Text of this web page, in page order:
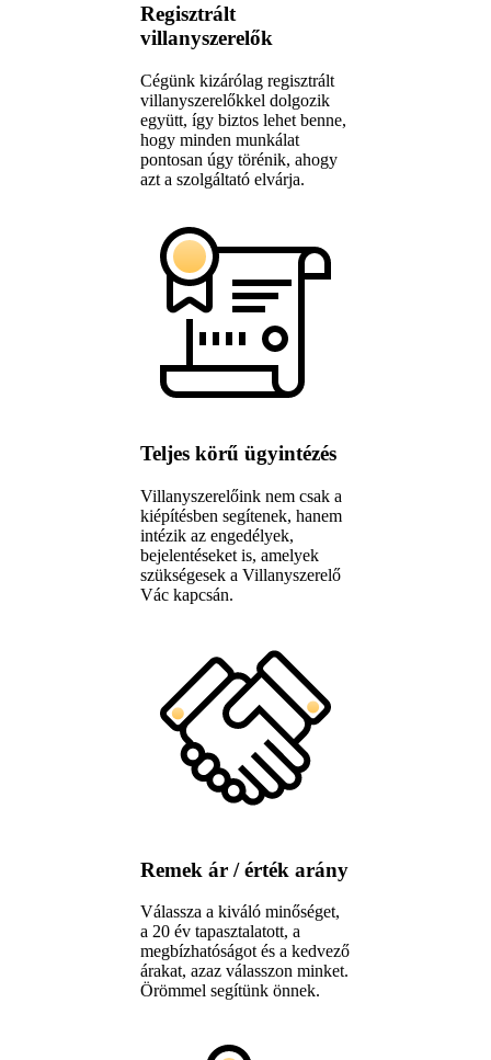
Regisztrált
villanyszerelők
Cégünk kizárólag regisztrált
villanyszerelőkkel dolgozik
együtt, így biztos lehet benne,
hogy minden munkálat
pontosan úgy törénik, ahogy
azt a szolgáltató elvárja.
Teljes körű ügyintézés
Villanyszerelőink nem csak a
kiépítésben segítenek, hanem
intézik az engedélyek,
bejelentéseket is, amelyek
szükségesek a Villanyszerelő
Vác kapcsán.
Remek ár / érték arány
Válassza a kiváló minőséget,
a 20 év tapasztalatott, a
megbízhatóságot és a kedvező
árakat, azaz válasszon minket.
Örömmel segítünk önnek.